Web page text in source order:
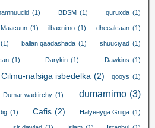
(1) BDSM (1) quruxda (1)
Maacuun (1) ilbaxnimo (1) dheealcaan (1)
(1) ballan qaadashada (1) shuuciyad (1)
(1) Darykin (1) Dawkins (1)
Cilmu-nafsiga isbedelka (2) qooys (1)
Dumar wadtirchy (1) dumarnimo (3)
(1) Cafis (2) Halyeeyga Griiga (1)